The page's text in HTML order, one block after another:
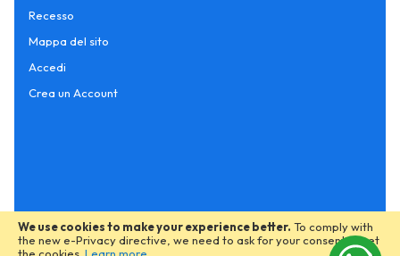
We use cookies to make your experience better. To comply with
the new e-Privacy directive, we need to ask for your consent to set
Recesso
Mappa del sito
Accedi
Crea un Account